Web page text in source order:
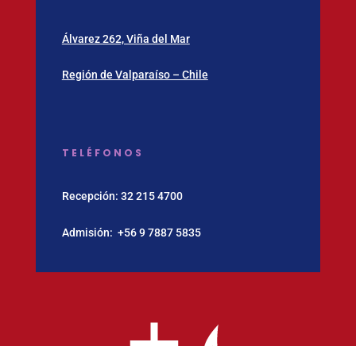
Álvarez 262, Viña del Mar
Región de Valparaíso – Chile
TELÉFONOS
Recepción: 32 215 4700
Admisión: ‪+56 9 7887 5835